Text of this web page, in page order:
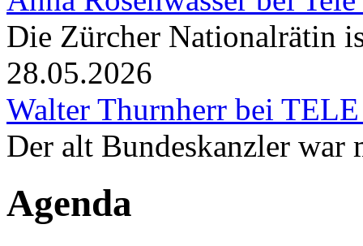
Die Zürcher Nationalrätin
28.05.2026
Walter Thurnherr bei
Der alt Bundeskanzler war
Agenda